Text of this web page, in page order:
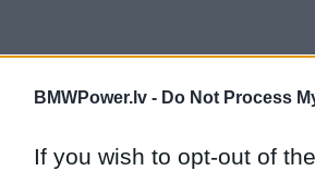
BMWPower.lv - Do Not Process
If you wish to opt-out of